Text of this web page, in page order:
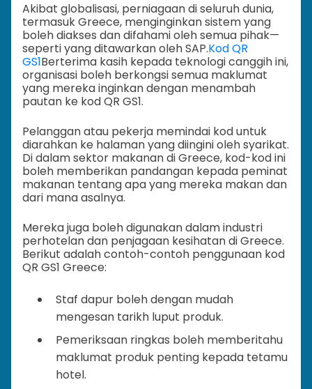
Akibat globalisasi, perniagaan di seluruh dunia,
termasuk Greece, menginginkan sistem yang
boleh diakses dan difahami oleh semua pihak—
seperti yang ditawarkan oleh SAP.Kod QR
GS1Berterima kasih kepada teknologi canggih ini,
organisasi boleh berkongsi semua maklumat
yang mereka inginkan dengan menambah
pautan ke kod QR GS1.
Pelanggan atau pekerja memindai kod untuk
diarahkan ke halaman yang diingini oleh syarikat.
Di dalam sektor makanan di Greece, kod-kod ini
boleh memberikan pandangan kepada peminat
makanan tentang apa yang mereka makan dan
dari mana asalnya.
Mereka juga boleh digunakan dalam industri
perhotelan dan penjagaan kesihatan di Greece.
Berikut adalah contoh-contoh penggunaan kod
QR GS1 Greece:
Staf dapur boleh dengan mudah
mengesan tarikh luput produk.
Pemeriksaan ringkas boleh memberitahu
maklumat produk penting kepada tetamu
hotel.